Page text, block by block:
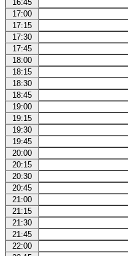
16:45
17:00
17:15
17:30
17:45
18:00
18:15
18:30
18:45
19:00
19:15
19:30
19:45
20:00
20:15
20:30
20:45
21:00
21:15
21:30
21:45
22:00